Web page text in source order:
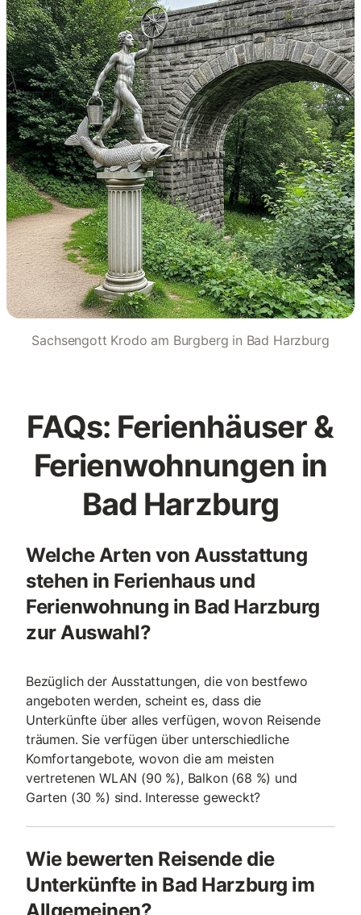
Sachsengott Krodo am Burgberg in Bad Harzburg
FAQs: Ferienhäuser &
Ferienwohnungen in
Bad Harzburg
Welche Arten von Ausstattung
stehen in Ferienhaus und
Ferienwohnung in Bad Harzburg
zur Auswahl?
Bezüglich der Ausstattungen, die von bestfewo
angeboten werden, scheint es, dass die
Unterkünfte über alles verfügen, wovon Reisende
träumen. Sie verfügen über unterschiedliche
Komfortangebote, wovon die am meisten
vertretenen WLAN (90 %), Balkon (68 %) und
Garten (30 %) sind. Interesse geweckt?
Wie bewerten Reisende die
Unterkünfte in Bad Harzburg im